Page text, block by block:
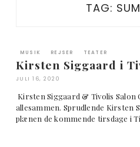
TAG:
MUSIK REJSER TEATER
Kirsten Siggaard i
JULI 16, 2020
Kirsten Siggaard & Tivolis Salon
allesammen. Sprudlende Kirsten
plænen de kommende tirsdage i